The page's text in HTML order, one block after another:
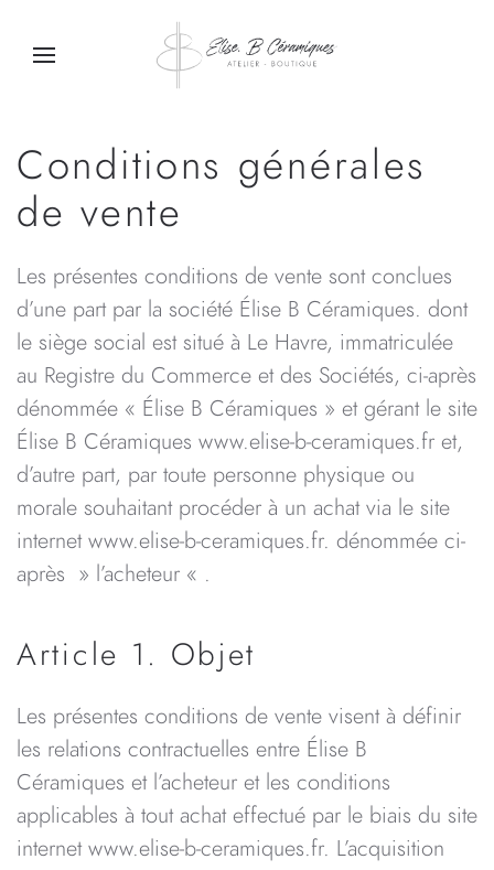
Passer au contenu principal
Conditions générales
de vente
Les présentes conditions de vente sont conclues
d’une part par la société Élise B Céramiques. dont
le siège social est situé à Le Havre, immatriculée
au Registre du Commerce et des Sociétés, ci-après
dénommée « Élise B Céramiques » et gérant le site
Élise B Céramiques www.elise-b-ceramiques.fr et,
d’autre part, par toute personne physique ou
morale souhaitant procéder à un achat via le site
internet www.elise-b-ceramiques.fr. dénommée ci-
après » l’acheteur « .
Article 1. Objet
Les présentes conditions de vente visent à définir
les relations contractuelles entre Élise B
Céramiques et l’acheteur et les conditions
applicables à tout achat effectué par le biais du site
internet www.elise-b-ceramiques.fr. L’acquisition